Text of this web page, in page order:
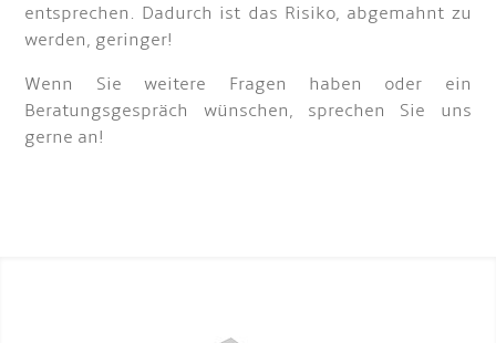
entsprechen. Dadurch ist das Risiko, abgemahnt zu
werden, geringer!
Wenn Sie weitere Fragen haben oder ein
Beratungsgespräch wünschen, sprechen Sie uns
gerne an!